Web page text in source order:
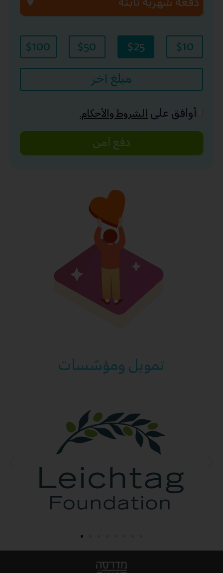
$10
$25
$50
$100
مبلغ آخر
أوافق على الشروط والأحكام.
دفع آمن
تمويل ومؤسّسات